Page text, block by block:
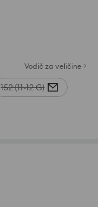
Vodič za veličine
152 (11-12 G)